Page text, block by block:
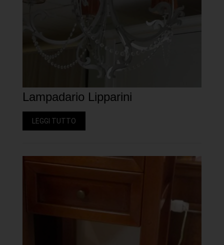
Lampadario Lipparini
LEGGI TUTTO